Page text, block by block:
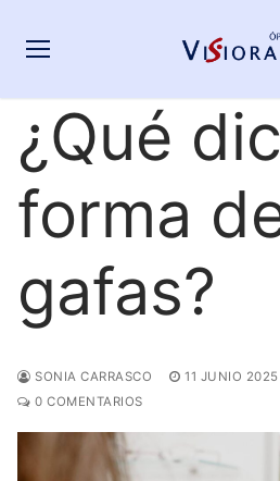
¿Qué
forma
gafas?
SONIA CARRASCO 11 JUNIO 2025
0 COMENTARIOS